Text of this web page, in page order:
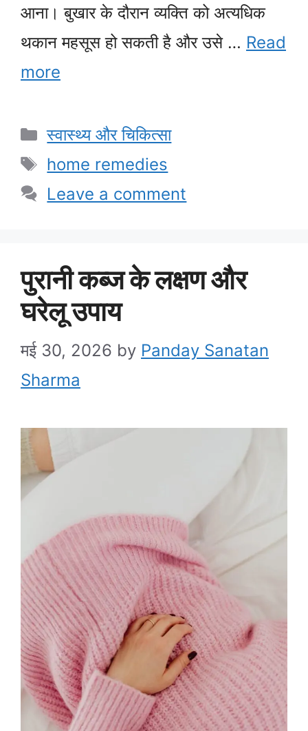
आना। बुखार के दौरान व्यक्ति को अत्यधिक
थकान महसूस हो सकती है और उसे … Read
more
Categories
स्वास्थ्य और चिकित्सा
Tags
home remedies
Leave a comment
पुरानी कब्ज के लक्षण और
घरेलू उपाय
मई 30, 2026 by Panday Sanatan
Sharma